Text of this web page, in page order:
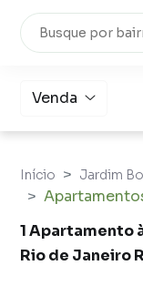
Venda
Início Jardim
1 Apartamento
Rio de Janeiro